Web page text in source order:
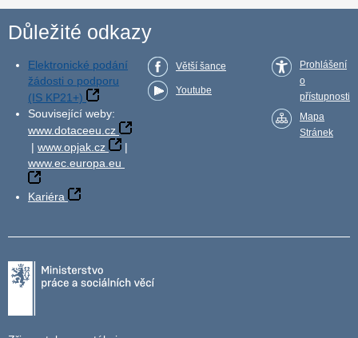
Důležité odkazy
Elektronické podání
žádosti o podporu
(IS KP21+)
Související weby:
www.dotaceeu.cz
| www.opjak.cz
|
www.ec.europa.eu
Kariéra
Větší šance
Youtube
Prohlášení
o
přístupnosti
Mapa
Stránek